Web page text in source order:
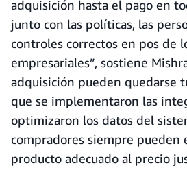
adquisición hasta el pago en
junto con las políticas, las
controles correctos en pos de
empresariales”, sostiene
adquisición pueden quedarse
que se implementaron las
optimizaron los datos del
compradores siempre pueden
producto adecuado al precio